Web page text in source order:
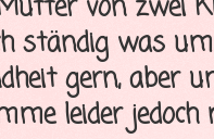
von zwei
ständig was
gern, aber
leider